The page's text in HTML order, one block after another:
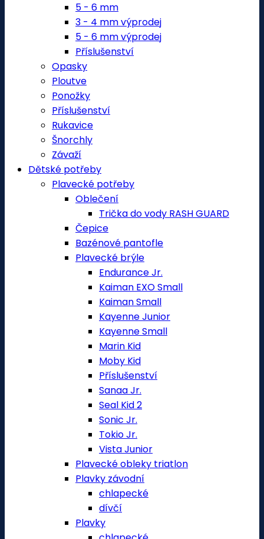
5 - 6 mm
3 - 4 mm výprodej
5 - 6 mm výprodej
Příslušenství
Opasky
Ploutve
Ponožky
Příslušenství
Rukavice
Šnorchly
Závaží
Dětské potřeby
Plavecké potřeby
Oblečení
Trička do vody RASH GUARD
Čepice
Bazénové pantofle
Plavecké brýle
Endurance Jr.
Kaiman EXO Small
Kaiman Small
Kayenne Junior
Kayenne Small
Marin Kid
Moby Kid
Příslušenství
Sanaa Jr.
Seal Kid 2
Sonic Jr.
Tokio Jr.
Vista Junior
Plavecké obleky triatlon
Plavky závodní
chlapecké
dívčí
Plavky